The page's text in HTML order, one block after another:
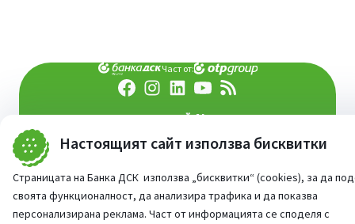
Настоящият сайт използва бисквитки
Страницата на Банка ДСК използва „бисквитки“ (cookies), за да
своята функционалност, да анализира трафика и да показва
персонализирана реклама. Част от информацията се споделя с
Част от:
При въпроси -попитай AI асистента ни
© 2026Всички права запазени